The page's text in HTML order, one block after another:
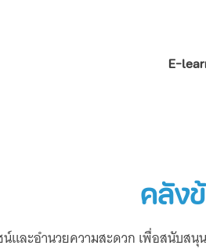
E-
คลัง
น์และอำนวยความสะดวก เพื่อสนับ